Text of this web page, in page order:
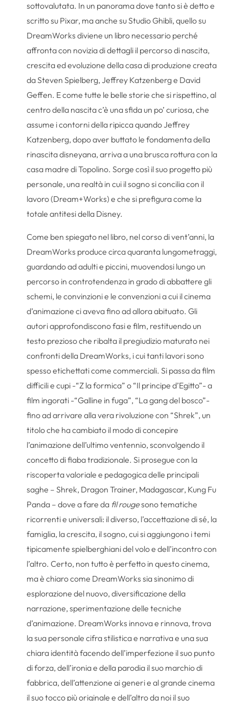
sottovalutata. In un panorama dove tanto si è detto e
scritto su Pixar, ma anche su Studio Ghibli, quello su
DreamWorks diviene un libro necessario perché
affronta con novizia di dettagli il percorso di nascita,
crescita ed evoluzione della casa di produzione creata
da Steven Spielberg, Jeffrey Katzenberg e David
Geffen. E come tutte le belle storie che si rispettino, al
centro della nascita c’è una sfida un po’ curiosa, che
assume i contorni della ripicca quando Jeffrey
Katzenberg, dopo aver buttato le fondamenta della
rinascita disneyana, arriva a una brusca rottura con la
casa madre di Topolino. Sorge così il suo progetto più
personale, una realtà in cui il sogno si concilia con il
lavoro (Dream+Works) e che si prefigura come la
totale antitesi della Disney.
Come ben spiegato nel libro, nel corso di vent’anni, la
DreamWorks produce circa quaranta lungometraggi,
guardando ad adulti e piccini, muovendosi lungo un
percorso in controtendenza in grado di abbattere gli
schemi, le convinzioni e le convenzioni a cui il cinema
d’animazione ci aveva fino ad allora abituato. Gli
autori approfondiscono fasi e film, restituendo un
testo prezioso che ribalta il pregiudizio maturato nei
confronti della DreamWorks, i cui tanti lavori sono
spesso etichettati come commerciali. Si passa da film
difficili e cupi -“Z la formica” o “Il principe d’Egitto”- a
film ingorati -“Galline in fuga”, “La gang del bosco”-
fino ad arrivare alla vera rivoluzione con “Shrek”, un
titolo che ha cambiato il modo di concepire
l’animazione dell’ultimo ventennio, sconvolgendo il
concetto di fiaba tradizionale. Si prosegue con la
riscoperta valoriale e pedagogica delle principali
saghe – Shrek, Dragon Trainer, Madagascar, Kung Fu
Panda – dove a fare da fil rougesono tematiche
ricorrenti e universali: il diverso, l’accettazione di sé, la
famiglia, la crescita, il sogno, cui si aggiungono i temi
tipicamente spielberghiani del volo e dell’incontro con
l’altro. Certo, non tutto è perfetto in questo cinema,
ma è chiaro come DreamWorks sia sinonimo di
esplorazione del nuovo, diversificazione della
narrazione, sperimentazione delle tecniche
d’animazione. DreamWorks innova e rinnova, trova
la sua personale cifra stilistica e narrativa e una sua
chiara identità facendo dell’imperfezione il suo punto
di forza, dell’ironia e della parodia il suo marchio di
fabbrica, dell’attenzione ai generi e al grande cinema
il suo tocco più originale e dell’altro da noi il suo